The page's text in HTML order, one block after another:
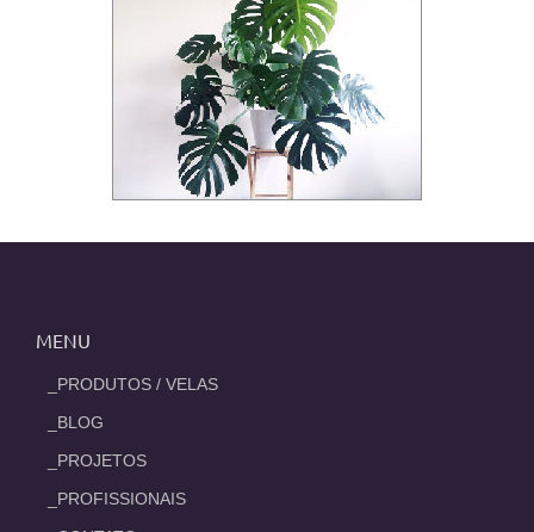
MENU
_PRODUTOS / VELAS
_BLOG
_PROJETOS
_PROFISSIONAIS